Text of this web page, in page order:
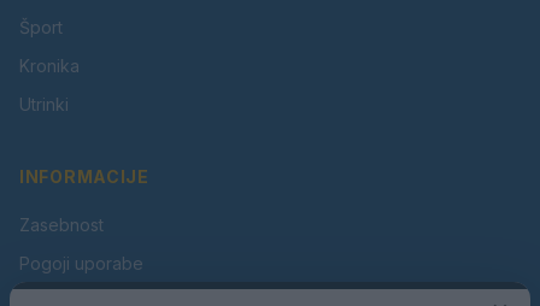
Šport
Kronika
Utrinki
INFORMACIJE
Zasebnost
Pogoji uporabe